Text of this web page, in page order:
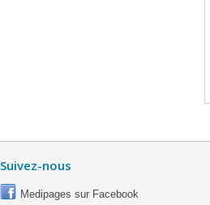
Suivez-nous
Medipages sur Facebook